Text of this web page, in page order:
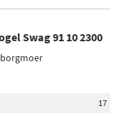
Swag 91 10 2300
borgmoer
17